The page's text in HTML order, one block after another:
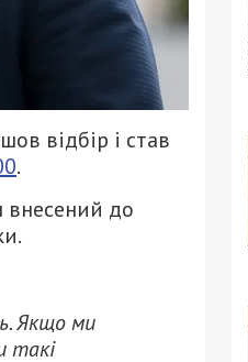
відбір і став
.
внесений до
Якщо ми
такі